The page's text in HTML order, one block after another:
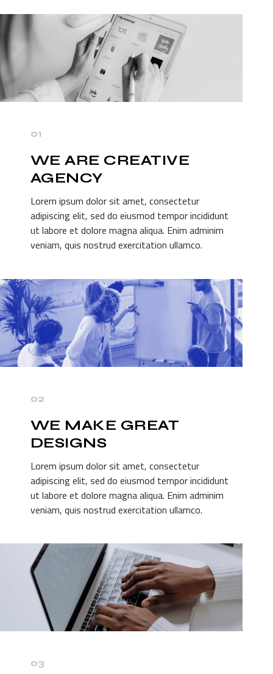
01
WE ARE CREATIVE
AGENCY
Lorem ipsum dolor sit amet, consectetur
adipiscing elit, sed do eiusmod tempor incididunt
ut labore et dolore magna aliqua. Enim adminim
veniam, quis nostrud exercitation ullamco.
02
WE MAKE GREAT
DESIGNS
Lorem ipsum dolor sit amet, consectetur
adipiscing elit, sed do eiusmod tempor incididunt
ut labore et dolore magna aliqua. Enim adminim
veniam, quis nostrud exercitation ullamco.
03